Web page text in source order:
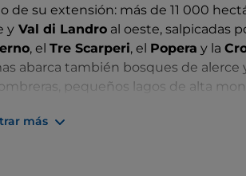
de su extensión: más de 11 000
y Val di Landro al oeste, salpicadas
, el Tre Scarperi, el Popera y la
abarca también bosques de alerce
pequeños lagos de alta
en
más